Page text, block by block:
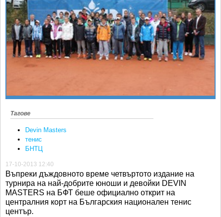
SOFIA OPEN
КЛУБОВЕ
БЛОГ
ВИДЕО
Ретро
Спорт&Фитнес
Други
Любители
Тагове
Devin Masters
тенис
БНТЦ
17-10-2013 12:40
Въпреки дъждовното време четвъртото издание на
турнира на най-добрите юноши и девойки DEVIN
MASTERS на БФТ беше официално открит на
централния корт на Българския национален тенис
център.